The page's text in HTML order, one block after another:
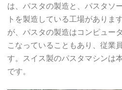
は、パスタの製造と、パスタソ
トを製造している工場がありま
が、パスタの製造はコンピュー
こなっていることもあり、従業
す。スイス製のパスタマシンは
です。